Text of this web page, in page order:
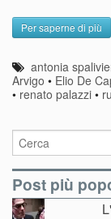
Per saperne di più
antonia
Arvigo • Elio De
• renato palazzi •
Post più